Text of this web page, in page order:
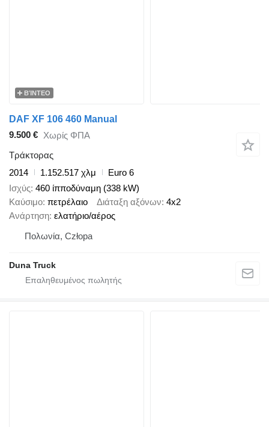
ΒΊΝΤΕΟ
DAF XF 106 460 Manual
9.500 € Χωρίς ΦΠΑ
Τράκτορας
2014
1.152.517 χλμ
Euro 6
Ισχύς 460 ίπποδύναμη (338 kW)
Καύσιμο πετρέλαιο Διάταξη αξόνων 4x2
Ανάρτηση ελατήριο/αέρος
Πολωνία, Człopa
Duna Truck